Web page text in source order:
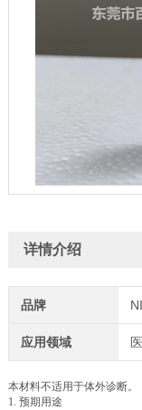
详情介绍
品牌
应用领域
本材料不适用于体外诊断。
1. 预期用途